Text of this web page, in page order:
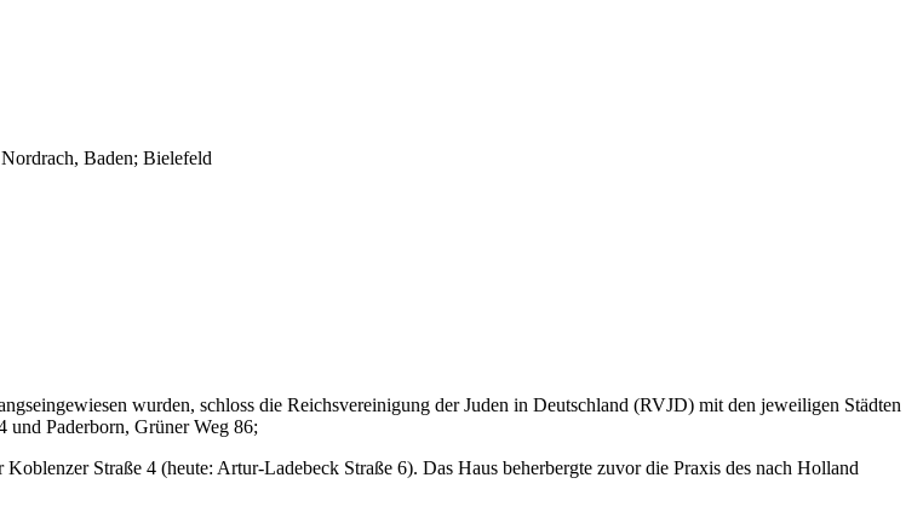
Baden; Bielefeld
wur­den, schloss die Reichsvereinigung der Juden in Deutschland (RVJD) mit den jeweiligen Städten
und Paderborn, Grüner Weg 86;
Stra­ße 4 (heu­te: Ar­tur-La­de­beck Stra­ße 6). Das Haus beherbergte zuvor die Praxis des nach Holland